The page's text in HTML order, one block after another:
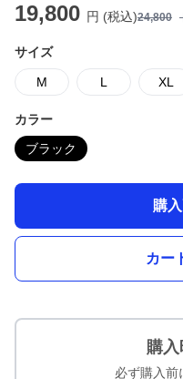
19,800 円 (税込)24,800
サイズ
M L XL
カラー
ブラック
購
カー
購
必ず購入前